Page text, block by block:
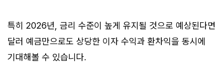
특히 2026년, 금리 수준이 높게 유지될 것으로 예상된다면
달러 예금만으로도 상당한 이자 수익과 환차익을 동시에
기대해볼 수 있습니다.